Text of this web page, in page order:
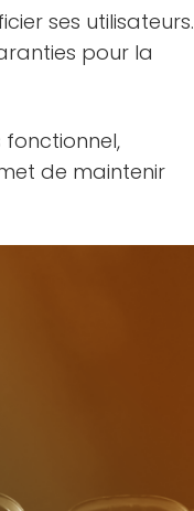
ses utilisateurs.
pour la
fonctionnel,
de maintenir